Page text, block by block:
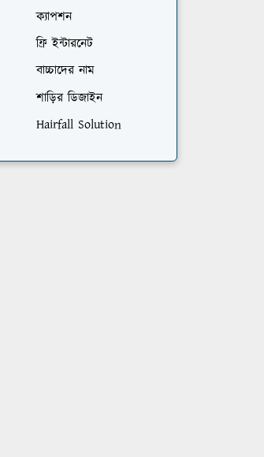
ক্যাপশন
ফ্রি ইন্টারনেট
বাচ্চাদের নাম
শাড়ির ডিজাইন
Hairfall Solution